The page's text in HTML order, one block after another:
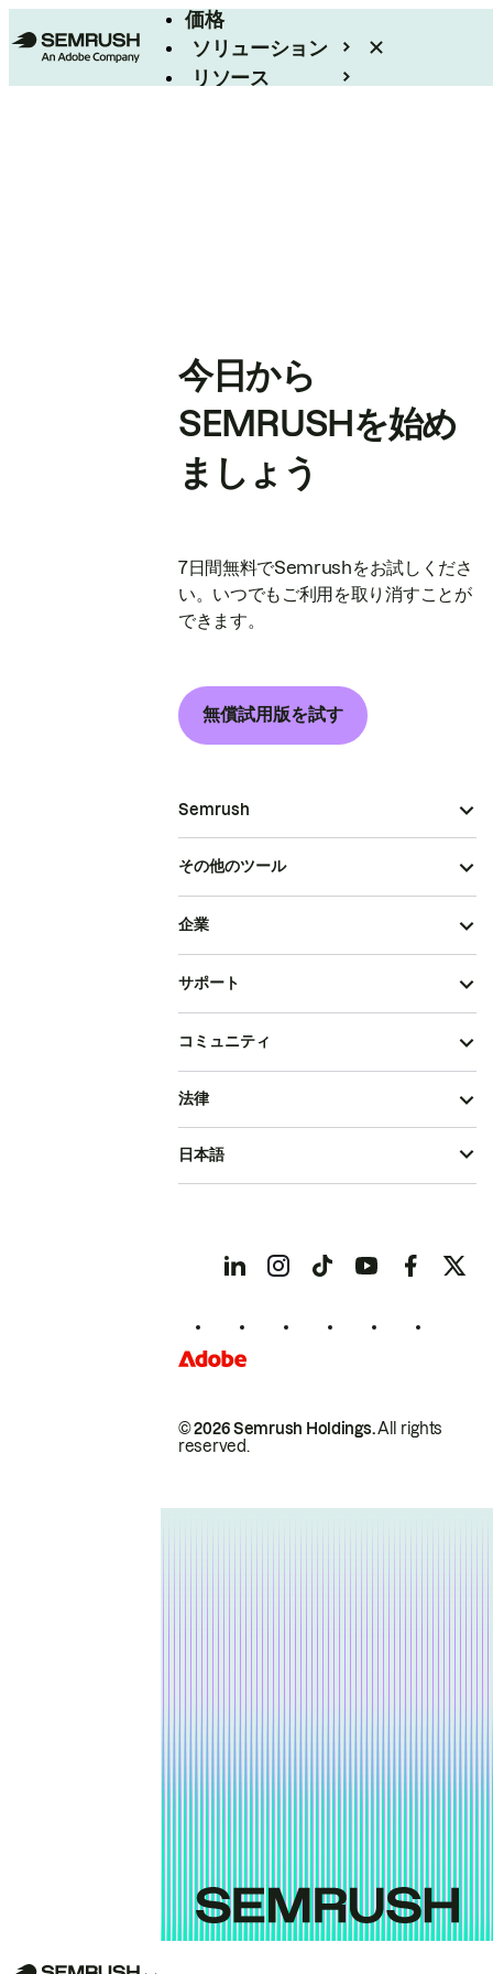
価格
ソリューション
リソース
今日から
SEMRUSHを始め
ましょう
7日間無料でSemrushをお試しくださ
い。いつでもご利用を取り消すことが
できます。
無償試用版を試す
Semrush
その他のツール
企業
サポート
コミュニティ
© 2026 Semrush Holdings.All rights
reserved.
法律
日本語